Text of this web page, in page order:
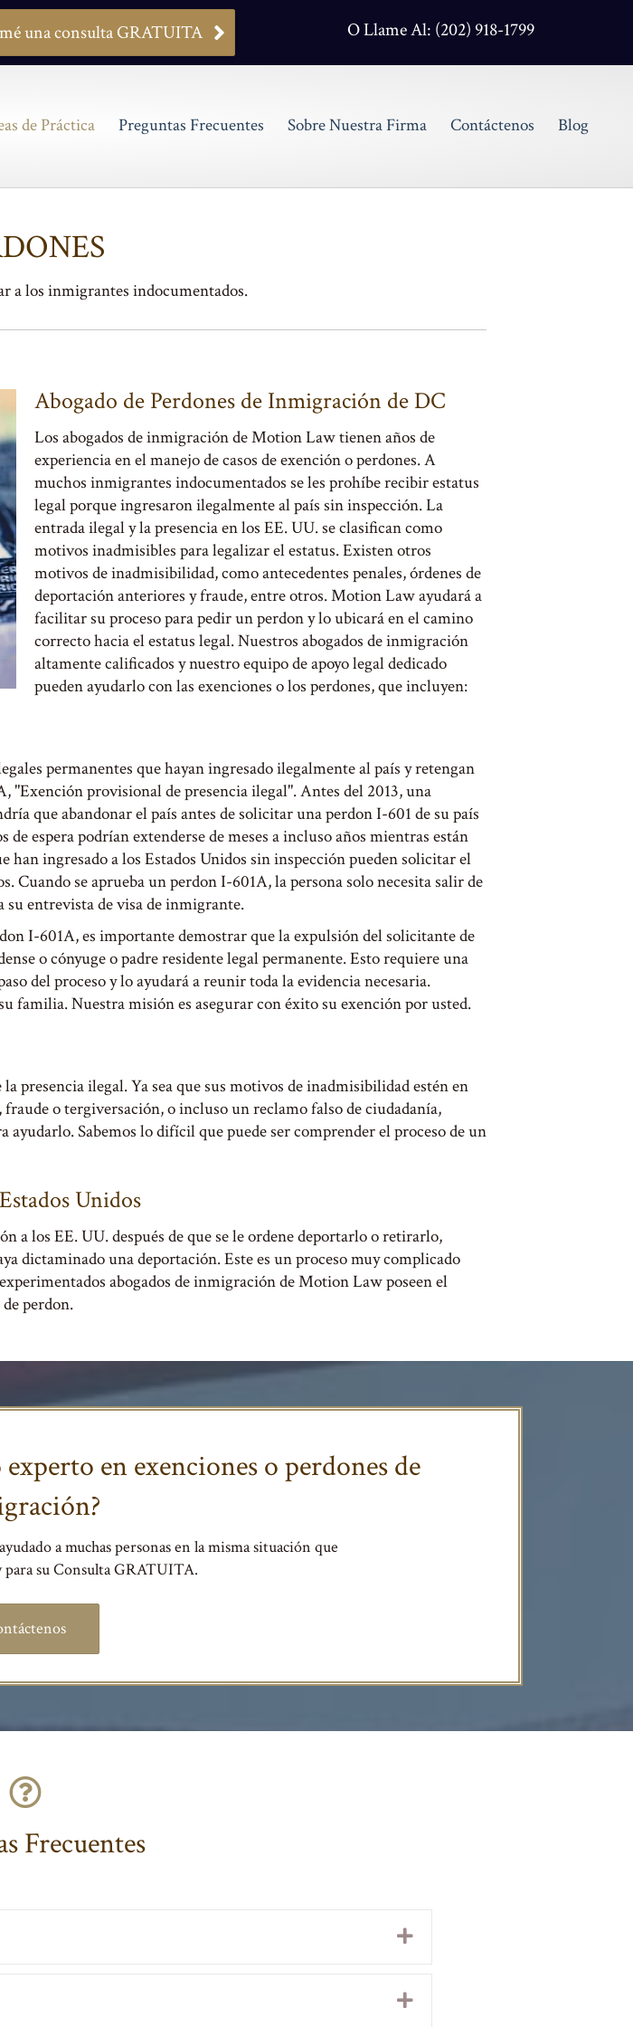
una consulta GRATUITA O Llame Al: (202) 918-1799
de Práctica Preguntas Frecuentes Sobre Nuestra Firma Contáctenos Blog
a los inmigrantes indocumentados.
Abogado de Perdones de Inmigración de DC
Los abogados de inmigración de Motion Law tienen años de
experiencia en el manejo de casos de exención o perdones. A
muchos inmigrantes indocumentados se les prohíbe recibir estatus
legal porque ingresaron ilegalmente al país sin inspección. La
entrada ilegal y la presencia en los EE. UU. se clasifican como
motivos inadmisibles para legalizar el estatus. Existen otros
motivos de inadmisibilidad, como antecedentes penales, órdenes de
deportación anteriores y fraude, entre otros. Motion Law ayudará a
facilitar su proceso para pedir un perdon y lo ubicará en el camino
correcto hacia el estatus legal. Nuestros abogados de inmigración
altamente calificados y nuestro equipo de apoyo legal dedicado
pueden ayudarlo con las exenciones o los perdones, que incluyen:
permanentes que hayan ingresado ilegalmente al país y retengan
"Exención provisional de presencia ilegal". Antes del 2013, una
que abandonar el país antes de solicitar una perdon I-601 de su país
espera podrían extenderse de meses a incluso años mientras están
han ingresado a los Estados Unidos sin inspección pueden solicitar el
Cuando se aprueba un perdon I-601A, la persona solo necesita salir de
su entrevista de visa de inmigrante.
I-601A, es importante demostrar que la expulsión del solicitante de
o cónyuge o padre residente legal permanente. Esto requiere una
del proceso y lo ayudará a reunir toda la evidencia necesaria.
familia. Nuestra misión es asegurar con éxito su exención por usted.
presencia ilegal. Ya sea que sus motivos de inadmisibilidad estén en
o tergiversación, o incluso un reclamo falso de ciudadanía,
Sabemos lo difícil que puede ser comprender el proceso de un
Unidos
a los EE. UU. después de que se le ordene deportarlo o retirarlo,
dictaminado una deportación. Este es un proceso muy complicado
abogados de inmigración de Motion Law poseen el
perdon.
en exenciones o perdones de
a muchas personas en la misma situación que
para su Consulta GRATUITA.
Frecuentes
Expand
Expand